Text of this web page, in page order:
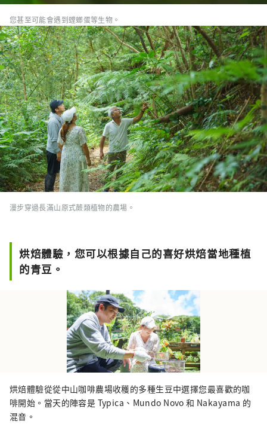
您甚至可能會遇到螳螂蛋等生物。
漫步穿過長滿山原式蕨類植物的農場。
烘焙體驗，您可以根據自己的喜好烘焙當地種植
的青豆。
烘焙體驗從從中山咖啡農場收穫的多種生豆中選擇您最喜歡的咖
啡開始。當天的陣容是 Typica、Mundo Novo 和 Nakayama 的
混音。